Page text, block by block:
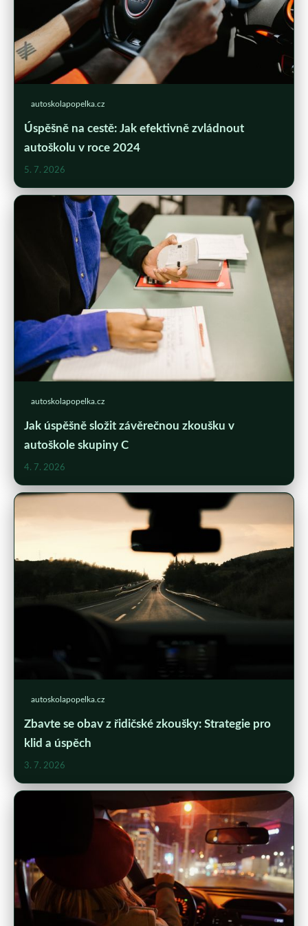
autoskolapopelka.cz
Úspěšně na cestě: Jak efektivně zvládnout
autoškolu v roce 2024
5. 7. 2026
autoskolapopelka.cz
Jak úspěšně složit závěrečnou zkoušku v
autoškole skupiny C
4. 7. 2026
autoskolapopelka.cz
Zbavte se obav z řidičské zkoušky: Strategie pro
klid a úspěch
3. 7. 2026